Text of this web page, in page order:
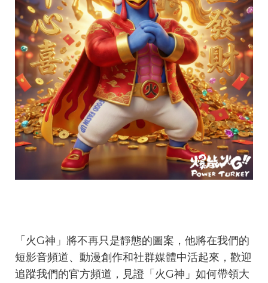
「火G神」將不再只是靜態的圖案，他將在我們的
短影音頻道、動漫創作和社群媒體中活起來，歡迎
追蹤我們的官方頻道，見證「火G神」如何帶領大